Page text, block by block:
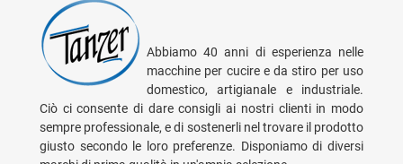
Abbiamo 40 anni di esperienza nelle
macchine per cucire e da stiro per uso
domestico, artigianale e industriale.
Ciò ci consente di dare consigli ai nostri clienti in modo
sempre professionale, e di sostenerli nel trovare il prodotto
giusto secondo le loro preferenze. Disponiamo di diversi